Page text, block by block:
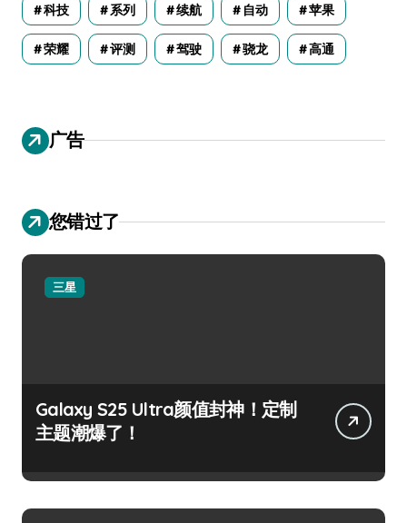
科技 系列 续航 自动 苹果
荣耀 评测 驾驶 骁龙 高通
广告
您错过了
三星
Galaxy S25 Ultra颜值封神！定制
主题潮爆了！